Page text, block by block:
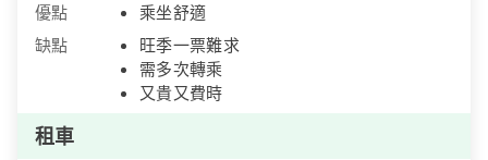
優點
乘坐舒適
缺點
旺季一票難求
需多次轉乘
又貴又費時
租車